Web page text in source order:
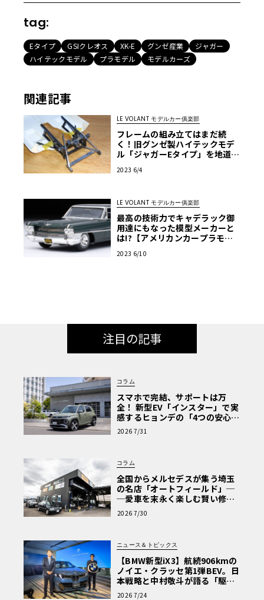
tag:
Eタイプ GSIクレオス XK-E グンゼ産業
ジャガー
ハイテックモデル
プラモデル モデルカーズ
関連記事
LE VOLANT モデルカー俱楽部
フレームの組み立てはまだ続
く！旧グンゼ製ハイテックモデ
ル「ジャガーEタイプ」を地道に
2023 6/4
LE VOLANT モデルカー俱楽部
最高の技術力でキャデラック御
用達にもなった模型メーカーと
は!?【アメリカンカープラモ・
2023 6/10
注目の記事
コラム
スマホで完結、サポートは万
全！ 新型EV「インスター」で実
感するヒョンデの「4つの安心」
【第1回・ヒョンデ6つの疑問：
Why? Hyundai?】〈PR〉
2026 7/31
コラム
全国からメルセデスが集う埼玉
の名店「オートフィールド」─
─愛車を末永く楽しむ賢い修理
術と、プロがフックス製オイル
を選ぶ理由〈PR〉
2026 7/30
ニュース＆トピックス
【BMW新型iX3】航続906kmの
ノイエ・クラッセ第1弾BEV。日
本戦略と中村敬斗が語る「駆け
ぬける歓び」
2026 7/24